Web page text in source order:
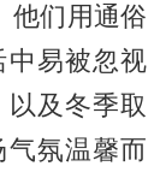
他们用通俗
中易被忽视
及冬季取
氛温馨而